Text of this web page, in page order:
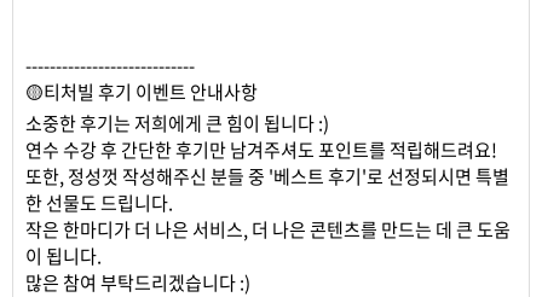
----------------------------
🟡티처빌 후기 이벤트 안내사항
소중한 후기는 저희에게 큰 힘이 됩니다 :)
연수 수강 후 간단한 후기만 남겨주셔도 포인트를 적립해드려요!
또한, 정성껏 작성해주신 분들 중 '베스트 후기'로 선정되시면 특별
한 선물도 드립니다.
작은 한마디가 더 나은 서비스, 더 나은 콘텐츠를 만드는 데 큰 도움
이 됩니다.
많은 참여 부탁드리겠습니다 :)